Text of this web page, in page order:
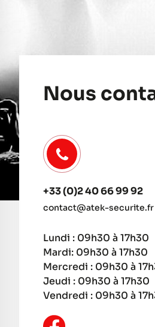
Nous
+33 (0)2 40 66 99 92
contact@atek-securite.fr
Lundi : 09h30 à 17h30
Mardi: 09h30 à 17h30
Mercredi : 09h30 à
Jeudi : 09h30 à 17h30
Vendredi : 09h30 à